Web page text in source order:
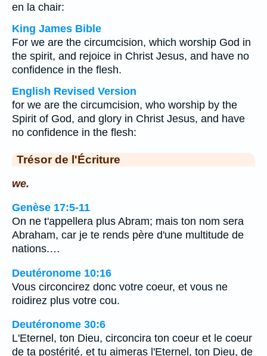
en la chair:
King James Bible
For we are the circumcision, which worship God in
the spirit, and rejoice in Christ Jesus, and have no
confidence in the flesh.
English Revised Version
for we are the circumcision, who worship by the
Spirit of God, and glory in Christ Jesus, and have
no confidence in the flesh:
Trésor de l'Écriture
we.
Genèse 17:5-11
On ne t'appellera plus Abram; mais ton nom sera
Abraham, car je te rends père d'une multitude de
nations.…
Deutéronome 10:16
Vous circoncirez donc votre coeur, et vous ne
roidirez plus votre cou.
Deutéronome 30:6
L'Eternel, ton Dieu, circoncira ton coeur et le coeur
de ta postérité, et tu aimeras l'Eternel, ton Dieu, de